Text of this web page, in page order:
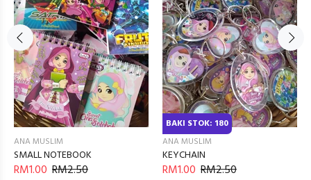
ANA MUSLIM
SMALL NOTEBOOK
RM1.00 RM2.50
BAKI STOK: 180
ANA MUSLIM
KEYCHAIN
RM1.00 RM2.50